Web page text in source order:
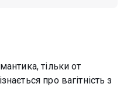
тільки от
про вагітність з